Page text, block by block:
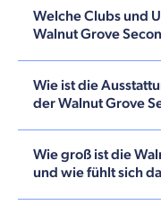
Welche Clubs und
Walnut Grove
Wie ist die
der Walnut Grove
Wie groß ist die
und wie fühlt sich